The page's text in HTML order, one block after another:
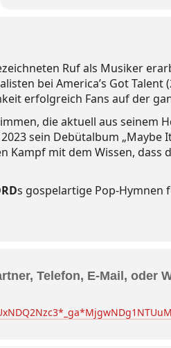
Ruf als Musiker
bei America’s Got Talent
erfolgreich Fans auf der
die aktuell aus seinem
sein Debütalbum „Maybe
Kampf mit dem Wissen,
s gospelartige Pop-Hymnen
Telefon, E-Mail, oder